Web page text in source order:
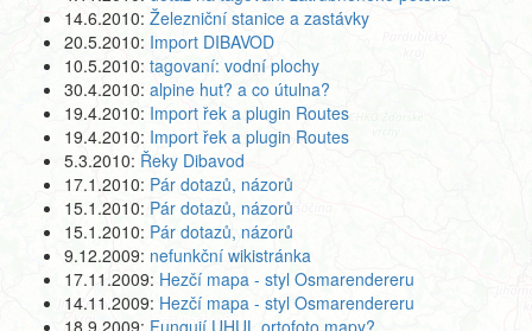
14.6.2010: Železniční stanice a zastávky
20.5.2010: Import DIBAVOD
10.5.2010: tagovaní: vodní plochy
30.4.2010: alpine hut? a co útulna?
19.4.2010: Import řek a plugin Routes
19.4.2010: Import řek a plugin Routes
5.3.2010: Řeky Dibavod
17.1.2010: Pár dotazů, názorů
15.1.2010: Pár dotazů, názorů
15.1.2010: Pár dotazů, názorů
9.12.2009: nefunkční wikistránka
17.11.2009: Hezčí mapa - styl Osmarendereru
14.11.2009: Hezčí mapa - styl Osmarendereru
18.9.2009: Fungují UHUL ortofoto mapy?